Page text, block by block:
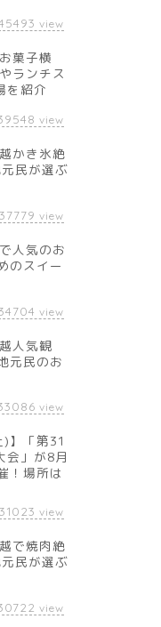
view
菓子横
ランチス
を紹介
view
かき氷絶
民が選ぶ
37779 view
人気のお
のスイー
view
人気観
元民のお
view
)】「第31
会」が8月
！場所は
31023 view
で焼肉絶
民が選ぶ
view